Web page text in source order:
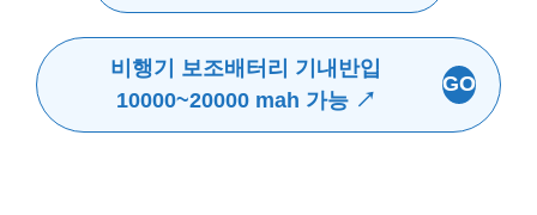
비행기 보조배터리 기내반입
10000~20000 mah 가능 ↗
GO